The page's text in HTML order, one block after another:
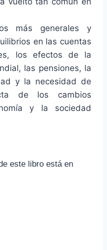
más generales y
en las cuentas
los efectos de la
las pensiones, la
y la necesidad de
de los cambios
y la sociedad
este libro está en